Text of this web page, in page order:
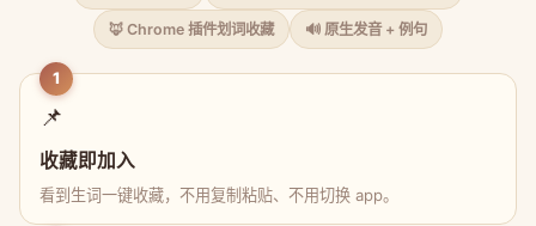
🦊 Chrome 插件划词收藏 🔊 原生发音 + 例句
1
📌
收藏即加入
看到生词一键收藏，不用复制粘贴、不用切换 app。